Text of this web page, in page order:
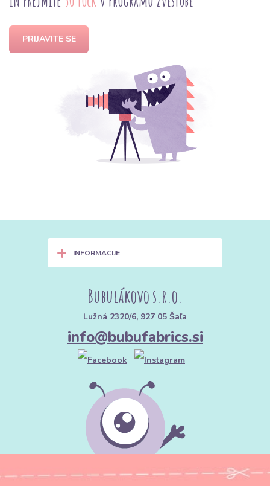
PRIJAVITE SE
+ INFORMACIJE
Bubulákovo s.r.o.
Lužná 2320/6, 927 05 Šaľa
info@bubufabrics.si